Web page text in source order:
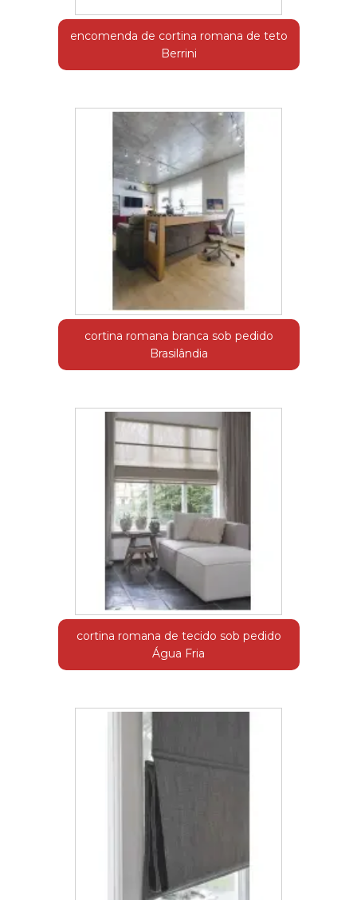
encomenda de cortina romana de teto
Berrini
cortina romana branca sob pedido
Brasilândia
cortina romana de tecido sob pedido
Água Fria